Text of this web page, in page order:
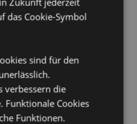
Melilla, Chile, Korsika
Tschechische Republik,
(Festland), Frankreich
Guadeloupe,
Stuhl (Vatikanstadt),
of Man (Vereinigtes
Jersey (Kanalinseln),
Litauen, Luxemburg,
(Portugal), Malta,
das Cookie-Symbol
sind für den
verbessern die
Funktionale Cookies
Funktionen.